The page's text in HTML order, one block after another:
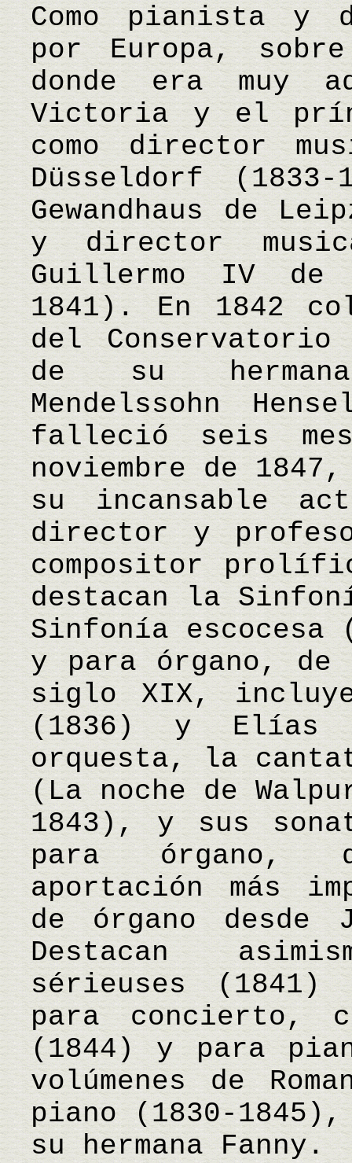
Como pianista
por Europa,
donde era muy
Victoria y el
como director
Düsseldorf
Gewandhaus de
y director
Guillermo IV
1841). En 1842
del
de su
Mendelssohn
falleció seis
noviembre de
su incansable
director y
compositor
destacan la
Sinfonía escocesa
y para órgano, de
siglo XIX,
(1836) y Elías
orquesta, la
(La noche de
1843), y sus
para órgano,
aportación más
de órgano desde
Destacan
sérieuses (1841)
para concierto,
(1844) y para
volúmenes de
piano (1830-1845),
su hermana Fanny.